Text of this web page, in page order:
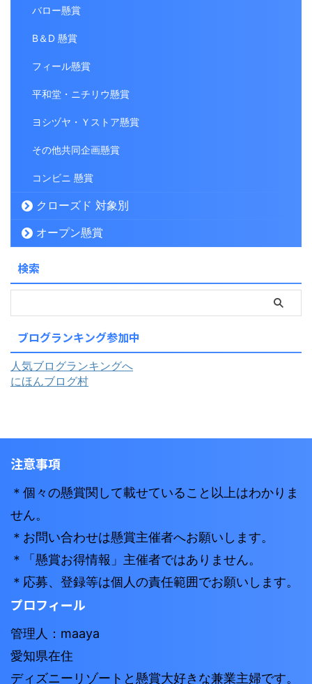
バロー懸賞
B＆D 懸賞
フィール懸賞
平和堂・ニチリウ懸賞
ヨシヅヤ・Ｙストア懸賞
その他共同企画懸賞
コンビニ 懸賞
クローズド 対象別
オープン懸賞
検索
ブログランキング参加中
人気ブログランキングへ
にほんブログ村
注意事項
＊個々の懸賞関して載せていること以上はわかりま
せん。
＊お問い合わせは懸賞主催者へお願いします。
＊「懸賞お得情報」主催者ではありません。
＊応募、登録等は個人の責任範囲でお願いします。
プロフィール
管理人：maaya
愛知県在住
ディズニーリゾートと懸賞大好きな兼業主婦です。